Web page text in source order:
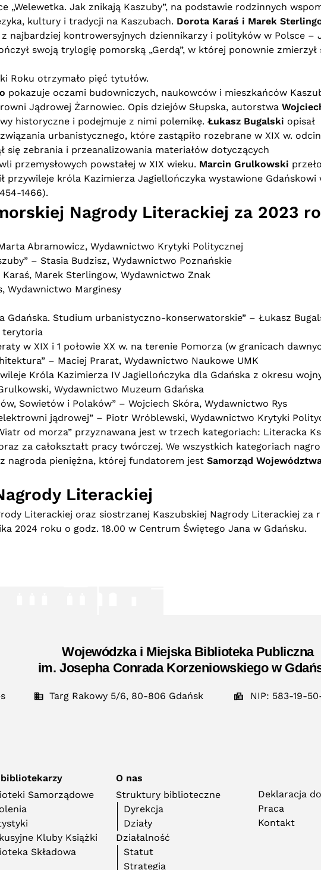
„Welewetka. Jak znikają Kaszuby”, na podstawie rodzinnych
kultury i tradycji na Kaszubach. Dorota Karaś i Marek
najbardziej kontrowersyjnych dziennikarzy i polityków w Polsce –
swoją trylogię pomorską „Gerdą”, w której ponownie zmierzył
Roku otrzymało pięć tytułów.
pokazuje oczami budowniczych, naukowców i mieszkańców
Jądrowej Żarnowiec. Opis dziejów Słupska, autorstwa
historyczne i podejmuje z nimi polemikę. Łukasz Bugalski opisał
urbanistycznego, które zastąpiło rozebrane w XIX w.
się zebrania i przeanalizowania materiałów dotyczących
przemysłowych powstałej w XIX wieku. Marcin Grulkowski
przywileje króla Kazimierza Jagiellończyka wystawione Gdańskowi
1466).
Nagrody Literackiej za 2023
Abramowicz, Wydawnictwo Krytyki Politycznej
– Stasia Budzisz, Wydawnictwo Poznańskie
Marek Sterlingow, Wydawnictwo Znak
Wydawnictwo Marginesy
Gdańska. Studium urbanistyczno-konserwatorskie” – Łukasz
terytoria
w XIX i 1 połowie XX w. na terenie Pomorza (w granicach
– Maciej Prarat, Wydawnictwo Naukowe UMK
Króla Kazimierza IV Jagiellończyka dla Gdańska z okresu
Wydawnictwo Muzeum Gdańska
Sowietów i Polaków” – Wojciech Skóra, Wydawnictwo Rys
jądrowej” – Piotr Wróblewski, Wydawnictwo Krytyki
od morza” przyznawana jest w trzech kategoriach: Literacka
za całokształt pracy twórczej. We wszystkich kategoriach
nagroda pieniężna, której fundatorem jest Samorząd
Literackiej
Literackiej oraz siostrzanej Kaszubskiej Nagrody Literackiej za
2024 roku o godz. 18.00 w Centrum Świętego Jana w Gdańsku.
Wojewódzka i Miejska Biblioteka Publiczna
im. Josepha Conrada Korzeniowskiego w
Targ Rakowy 5/6, 80-806 Gdańsk NIP: 583-19-
Samorządowe
Kluby Książki
Składowa
O nas
Struktury biblioteczne
Dyrekcja
Działy
Działalność
Statut
Strategia
Deklaracja
Praca
Kontakt